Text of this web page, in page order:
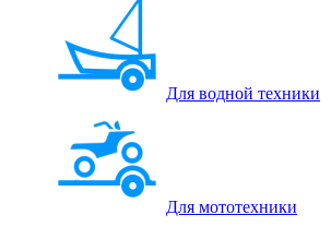
Для водной техники
Для мототехники